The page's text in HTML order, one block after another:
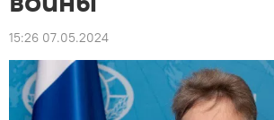
15:26 07.05.2024